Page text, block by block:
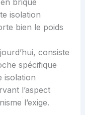
brique
isolation
bien le poids
consiste
spécifique
isolation
l’aspect
l’exige.